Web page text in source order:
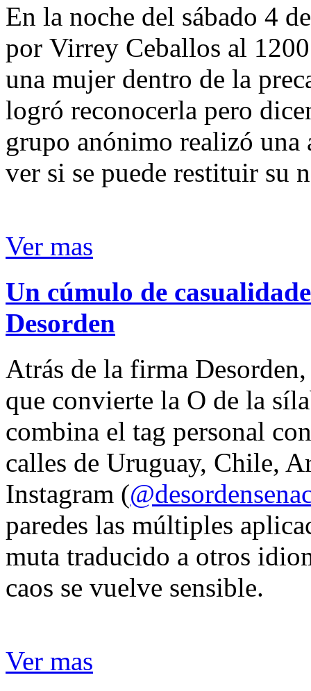
En la noche del sábado 4
por Virrey Ceballos al
una mujer dentro de la
logró reconocerla pero
grupo anónimo realizó
ver si se puede restituir su
Ver mas
Un cúmulo de
Desorden
Atrás de la firma
que convierte la O de la
combina el tag personal
calles de Uruguay, Chile,
Instagram (
paredes las múltiples
muta traducido a otros
caos se vuelve sensible.
Ver mas